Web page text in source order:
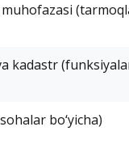
kadastr
bo‘yicha)